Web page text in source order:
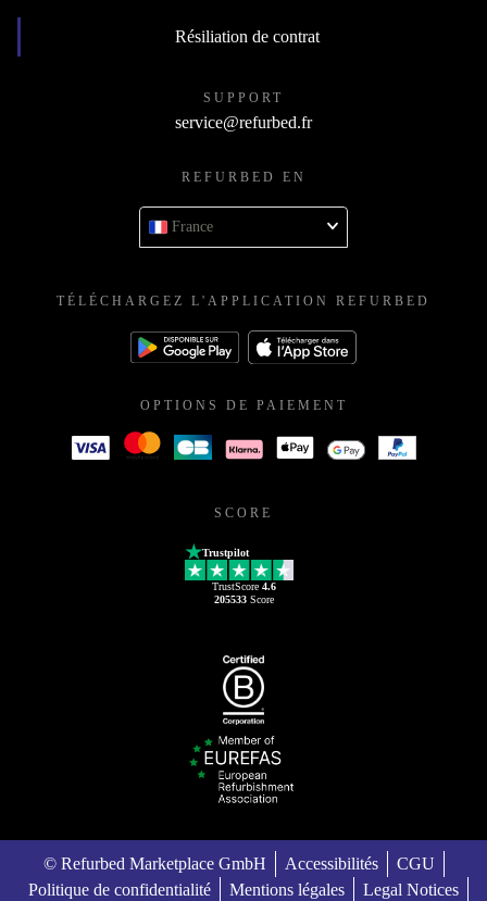
Résiliation de contrat
SUPPORT
service@refurbed.fr
REFURBED EN
France
TÉLÉCHARGEZ L'APPLICATION REFURBED
OPTIONS DE PAIEMENT
SCORE
Trustpilot
TrustScore 4.6
205533Score
© Refurbed Marketplace GmbH Accessibilités
CGU
Politique de confidentialité
Mentions légales Legal Notices